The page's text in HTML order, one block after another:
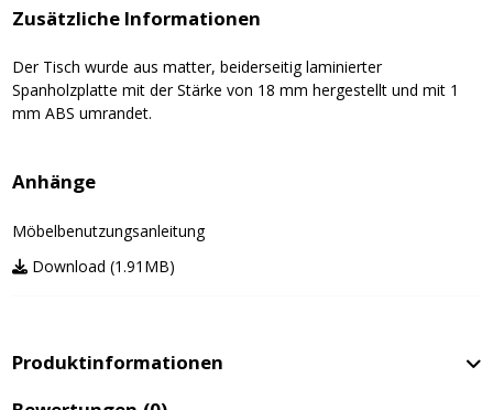
Zusätzliche Informationen
Der Tisch wurde aus matter, beiderseitig laminierter
Spanholzplatte mit der Stärke von 18 mm hergestellt und mit 1
mm ABS umrandet.
Anhänge
Möbelbenutzungsanleitung
Download (1.91MB)
Produktinformationen